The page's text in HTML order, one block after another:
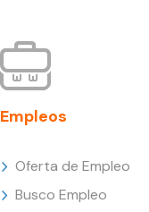
Empleos
Oferta de Empleo
Busco Empleo